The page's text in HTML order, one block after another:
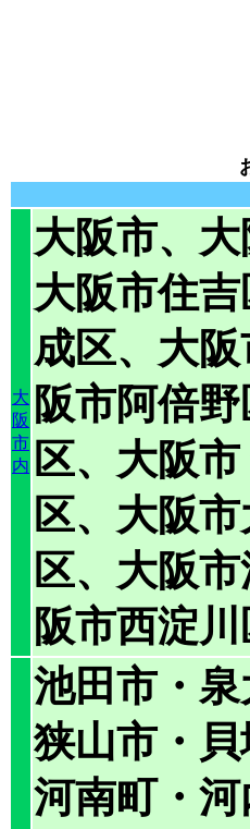
大
阪
市
内
大阪市、
大阪市住吉
成区、 大
阪市阿倍野
区、 大阪
区、 大阪市
区、 大阪市
阪市西淀川
池田市・
狭山市・
河南町・